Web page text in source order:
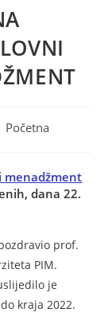
Početna
menadžment
dana 22.
prof.
PIM.
je
kraja 2022.